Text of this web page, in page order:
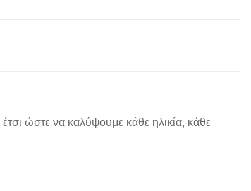
έτσι ώστε να καλύψουμε κάθε ηλικία, κάθε